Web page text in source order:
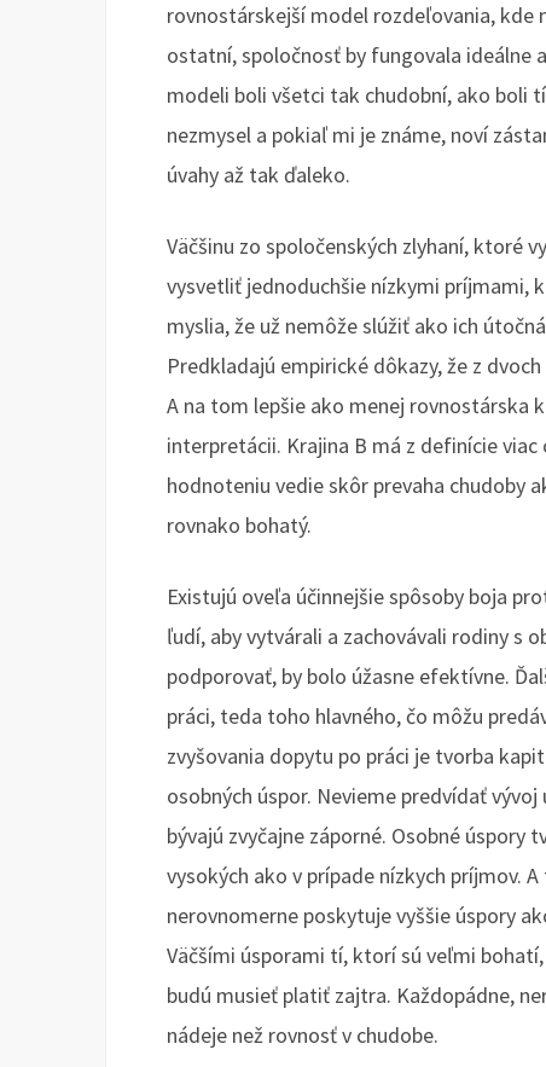
rovnostárskejší model rozdeľovania, kde
ostatní, spoločnosť by fungovala
modeli boli všetci tak chudobní, ako boli
nezmysel a pokiaľ mi je známe, noví
úvahy až tak ďaleko.
Väčšinu zo spoločenských zlyhaní, ktoré
vysvetliť jednoduchšie nízkymi príjmami,
myslia, že už nemôže slúžiť ako ich
Predkladajú empirické dôkazy, že z
A na tom lepšie ako menej rovnostárska
interpretácii. Krajina B má z definície
hodnoteniu vedie skôr prevaha chudoby
rovnako bohatý.
Existujú oveľa účinnejšie spôsoby boja
ľudí, aby vytvárali a zachovávali rodiny s
podporovať, by bolo úžasne efektívne.
práci, teda toho hlavného, čo môžu
zvyšovania dopytu po práci je tvorba
osobných úspor. Nevieme predvídať
bývajú zvyčajne záporné. Osobné úspory
vysokých ako v prípade nízkych príjmov.
nerovnomerne poskytuje vyššie úspory
Väčšími úsporami tí, ktorí sú veľmi
budú musieť platiť zajtra. Každopádne,
nádeje než rovnosť v chudobe.